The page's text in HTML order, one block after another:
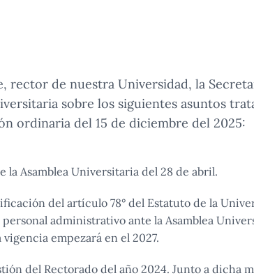
rector de nuestra Universidad, la
sobre los siguientes asuntos
ordinaria del 15 de diciembre del 2025:
la Asamblea Universitaria del 28 de abril.
del artículo 78° del Estatuto de la
administrativo ante la Asamblea
empezará en el 2027.
del Rectorado del año 2024. Junto a dicha